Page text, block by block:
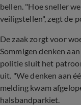
bellen. "Hoe sneller
veiligstellen", zegt de
De zaak zorgt voor
Sommigen denken
politie sluit het
uit. "We denken aan
melding kwam
halsbandparkiet.